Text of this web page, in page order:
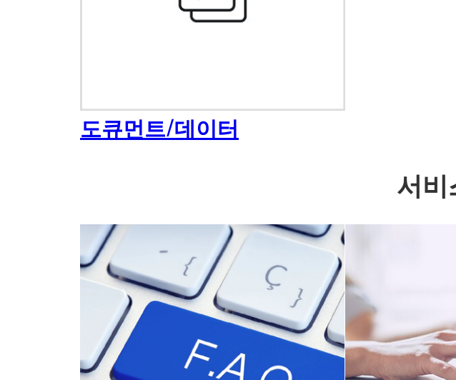
도큐먼트/데이터
서비